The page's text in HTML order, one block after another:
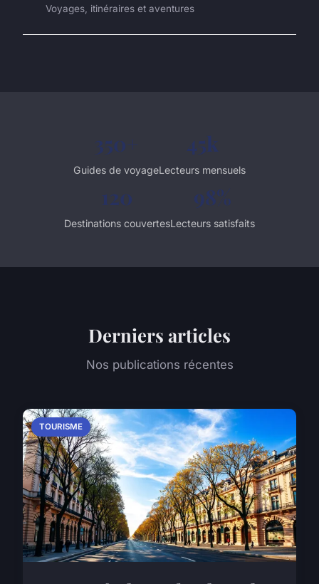
Voyages, itinéraires et aventures
350+
Guides de voyage
45k
Lecteurs mensuels
120
Destinations couvertes
98%
Lecteurs satisfaits
Derniers articles
Nos publications récentes
TOURISME